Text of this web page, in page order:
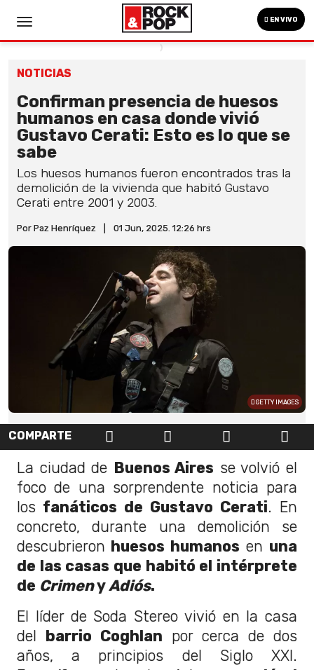
EN VIVO
NOTICIAS
Confirman presencia de huesos
humanos en casa donde vivió
Gustavo Cerati: Esto es lo que se
sabe
Los huesos humanos fueron encontrados tras la
demolición de la vivienda que habitó Gustavo
Cerati entre 2001 y 2003.
Por Paz Henríquez 01 Jun, 2025. 12:26 hrs
GETTY IMAGES
COMPARTE
La ciudad de Buenos Aires se volvió el
foco de una sorprendente noticia para
los fanáticos de Gustavo Cerati. En
concreto, durante una demolición se
descubrieron huesos humanos en una
de las casas que habitó el intérprete
de CrimenyAdiós.
El líder de Soda Stereo vivió en la casa
del barrio Coghlan por cerca de dos
años, a principios del Siglo XXI.